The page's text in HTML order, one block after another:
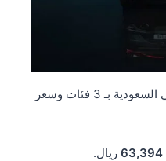
وتأتي اسعار رينو ميجان ٢٠٢١ في السعودية بـ 3 فئات وسعر
63,394 ريال.